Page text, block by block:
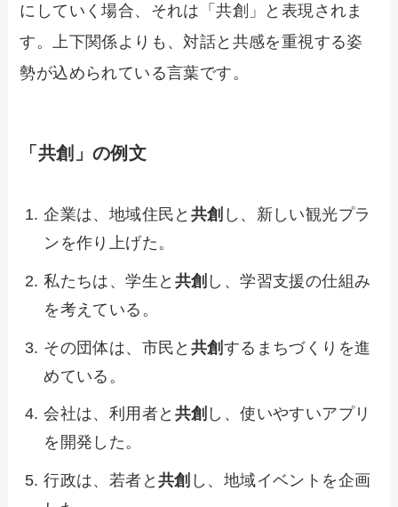
にしていく場合、それは「共創」と表現されま
す。上下関係よりも、対話と共感を重視する姿
勢が込められている言葉です。
「共創」の例文
企業は、地域住民と 共創 し、新しい観光プラ
ンを作り上げた。
私たちは、学生と 共創 し、学習支援の仕組み
を考えている。
その団体は、市民と 共創 するまちづくりを進
めている。
会社は、利用者と 共創 し、使いやすいアプリ
を開発した。
行政は、若者と共創 し、地域イベントを企画